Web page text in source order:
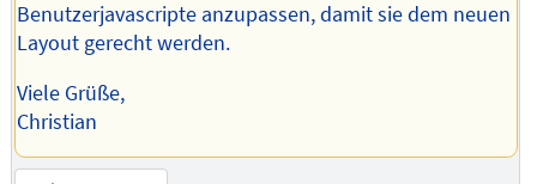
Benutzerjavascripte anzupassen, damit sie dem neuen
Layout gerecht werden.
Viele Grüße,
Christian